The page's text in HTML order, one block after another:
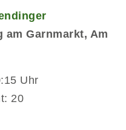
am Garnmarkt, Am
Uhr
20